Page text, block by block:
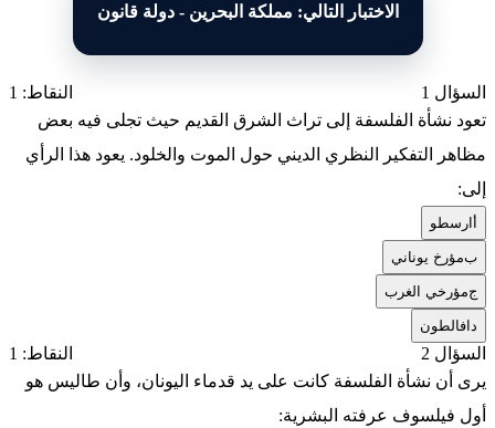
الاختبار التالي: مملكة البحرين - دولة قانون
السؤال 1
النقاط: 1
تعود نشأة الفلسفة إلى تراث الشرق القديم حيث تجلى فيه بعض
مظاهر التفكير النظري الديني حول الموت والخلود. يعود هذا الرأي
إلى:
ارسطو
بمؤرخ يوناني
جمؤرخي الغرب
افالطون
السؤال 2
النقاط: 1
يرى أن نشأة الفلسفة كانت على يد قدماء اليونان، وأن طاليس هو
أول فيلسوف عرفته البشرية: